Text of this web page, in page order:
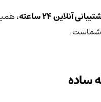
آنلاین ۲۴ ساعته ،
شماست.